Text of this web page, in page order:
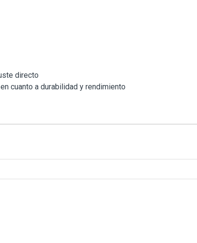
directo
cuanto a durabilidad y rendimiento